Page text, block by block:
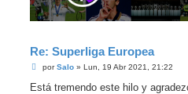
Re: Superliga Europea
M
n
porSalo» Lun, 19 Abr 2021, 21:22
Está tremendo este hilo y